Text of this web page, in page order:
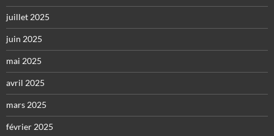
juillet 2025
juin 2025
mai 2025
avril 2025
mars 2025
février 2025